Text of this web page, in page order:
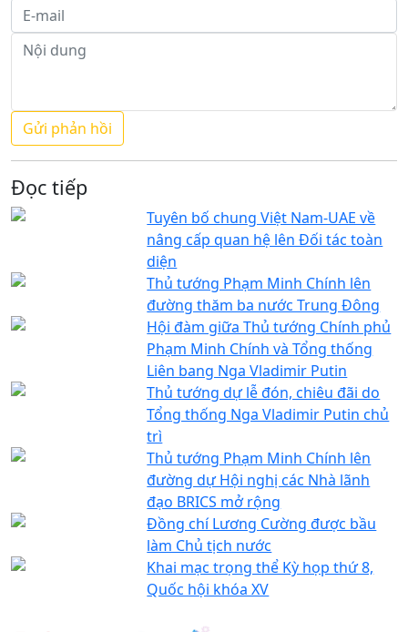
Đọc tiếp
Tuyên bố chung Việt Nam-UAE về
nâng cấp quan hệ lên Đối tác toàn
diện
Thủ tướng Phạm Minh Chính lên
đường thăm ba nước Trung Đông
Hội đàm giữa Thủ tướng Chính phủ
Phạm Minh Chính và Tổng thống
Liên bang Nga Vladimir Putin
Thủ tướng dự lễ đón, chiêu đãi do
Tổng thống Nga Vladimir Putin chủ
trì
Thủ tướng Phạm Minh Chính lên
đường dự Hội nghị các Nhà lãnh
đạo BRICS mở rộng
Đồng chí Lương Cường được bầu
làm Chủ tịch nước
Khai mạc trọng thể Kỳ họp thứ 8,
Quốc hội khóa XV